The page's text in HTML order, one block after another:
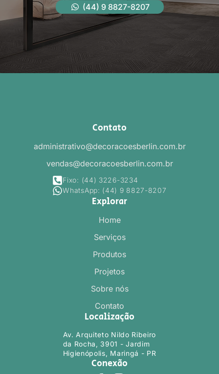
(44) 9 8827-8207
Contato
administrativo@decoracoesberlin.com.br
vendas@decoracoesberlin.com.br
Fixo: (44) 3226-3234
WhatsApp: (44) 9 8827-8207
Explorar
Home
Serviços
Produtos
Projetos
Sobre nós
Contato
Localização
Av. Arquiteto Nildo Ribeiro
da Rocha, 3901 - Jardim
Higienópolis, Maringá - PR
Conexão